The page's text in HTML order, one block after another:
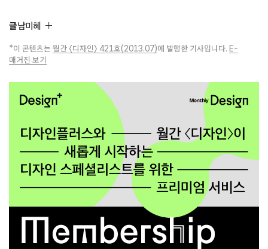
글남미혜
*이 콘텐츠는 월간 〈디자인〉 421호(2013.07)에 발행한 기사입니다. E-
매거진 보기